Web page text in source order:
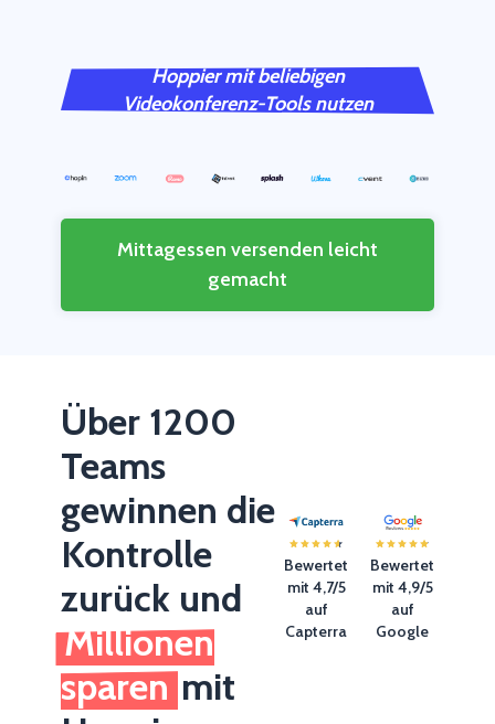
Hoppier mit beliebigen
Videokonferenz-Tools nutzen
Mittagessen versenden leicht
gemacht
Über 1200
Teams
gewinnen die
Kontrolle
zurück und
Millionen
sparenmit
Bewertet
mit 4,7/5
auf
Capterra
Bewertet
mit 4,9/5
auf
Google